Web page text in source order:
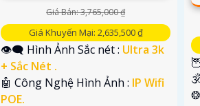
Giá Bán: 3,765,000 ₫
Giá Khuyến Mại: 2,635,500 ₫
👁️‍🗨 Hình Ảnh Sắc nét : Ultra 3k
+ Sắc Nét .
🤖️ Công Nghệ Hình Ảnh : IP Wifi
POE.
❂